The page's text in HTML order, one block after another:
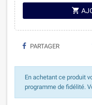

PARTAGER
En achetant ce produit
programme de fidélité.